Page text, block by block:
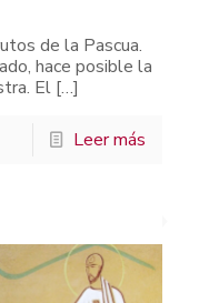
de la Pascua.
hace posible la
El […]
Leer más